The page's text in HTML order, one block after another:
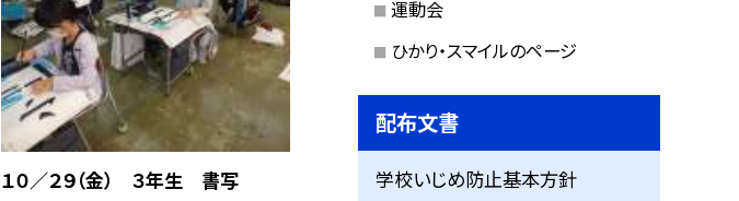
１０／２９（金） ３年生 書写
運動会
ひかり・スマイルのページ
配布文書
学校いじめ防止基本方針